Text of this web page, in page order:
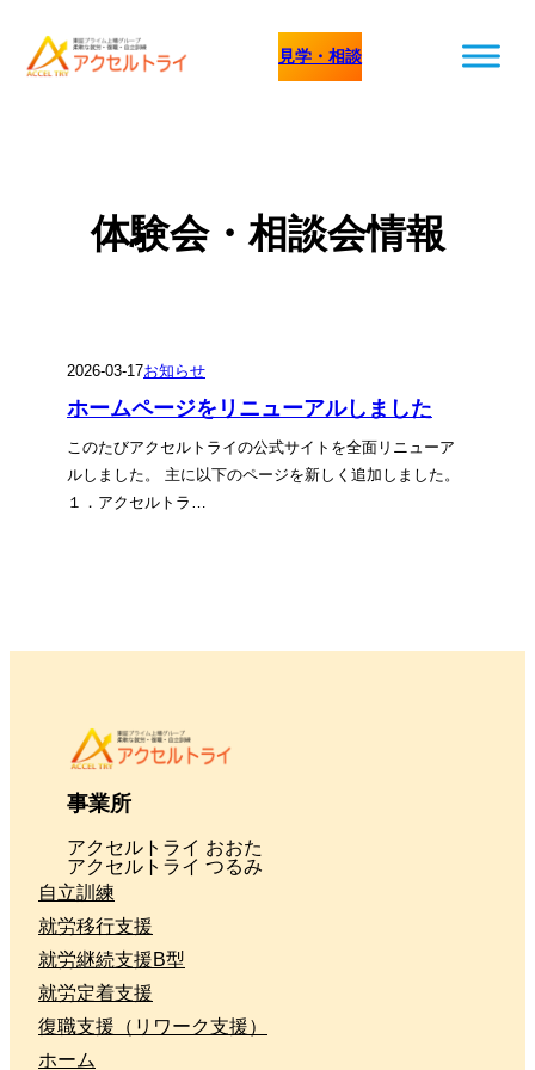
容
見学・相談
体験会・相談会情報
2026-03-17お知らせ
ホームページをリニューアルしました
このたびアクセルトライの公式サイトを全面リニューア
ルしました。 主に以下のページを新しく追加しました。
１．アクセルトラ…
事業所
アクセルトライ おおた
アクセルトライ つるみ
自立訓練
就労移行支援
就労継続支援B型
就労定着支援
復職支援（リワーク支援）
ホーム